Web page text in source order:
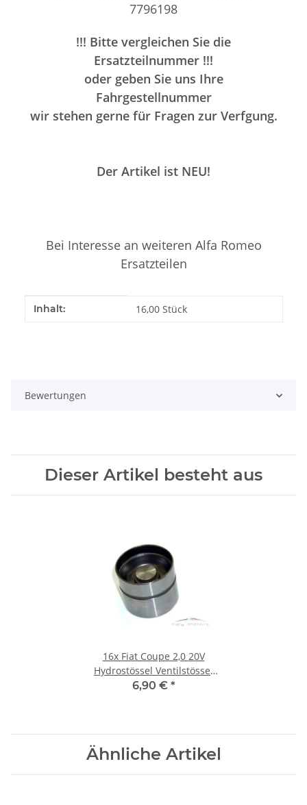
7796198
!!! Bitte vergleichen Sie die
Ersatzteilnummer !!!
oder geben Sie uns Ihre
Fahrgestellnummer
wir stehen gerne für Fragen zur Verfgung.
Der Artikel ist NEU!
Bei Interesse an weiteren Alfa Romeo
Ersatzteilen
Produkteigenschaft
Wert
Inhalt: 16,00 Stück
Bewertungen
Dieser Artikel besteht aus
16x Fiat Coupe 2,0 20V
Hydrostössel Ventilstössel
46465330 - 7796198 -
6,90 € *
Ähnliche Artikel